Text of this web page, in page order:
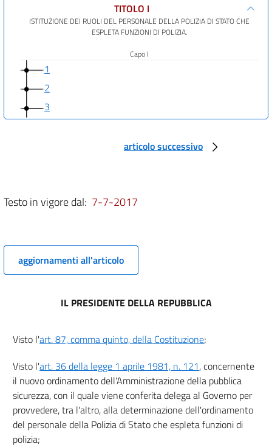
TITOLO I
ISTITUZIONE DEI RUOLI DEL PERSONALE DELLA POLIZIA DI STATO CHE
ESPLETA FUNZIONI DI POLIZIA.
Capo I
1
2
3
6 bis
7
8
12 bis
13
14
15
articolo successivo
Testo in vigore dal: 7-7-2017
aggiornamenti all'articolo
IL PRESIDENTE DELLA REPUBBLICA
Visto l'art. 87, comma quinto, della Costituzione;
Visto l'art. 36 della legge 1 aprile 1981, n. 121, concernente
il nuovo ordinamento dell'Amministrazione della pubblica
sicurezza, con il quale viene conferita delega al Governo per
provvedere, tra l'altro, alla determinazione dell'ordinamento
del personale della Polizia di Stato che espleta funzioni di
polizia;